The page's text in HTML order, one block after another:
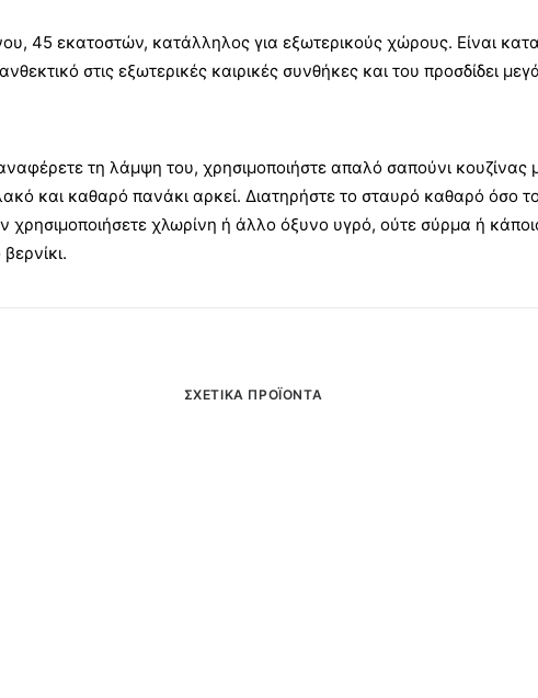
45 εκατοστών, κατάλληλος για εξωτερικούς χώρους. Είναι
στις εξωτερικές καιρικές συνθήκες και του προσδίδει
τη λάμψη του, χρησιμοποιήστε απαλό σαπούνι κουζίνας
και καθαρό πανάκι αρκεί. Διατηρήστε το σταυρό καθαρό όσο
χρησιμοποιήσετε χλωρίνη ή άλλο όξυνο υγρό, ούτε σύρμα ή
ΣΧΕΤΙΚΆ ΠΡΟΪΌΝΤΑ